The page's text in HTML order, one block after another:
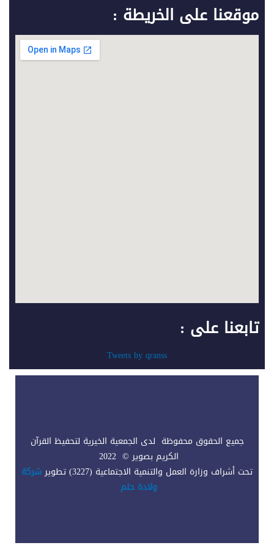
موقعنا على الخريطة :
تابعنا على :
Tweets by qranss
جميع الحقوق محفوظة لدى الجمعية الخيرية لتحفيظ القرآن
الكريم بصوير © 2022
تحت أشراف وزارة العمل والتنمية الاجتماعية (3227) تطوير
شركة
ولادة حلم